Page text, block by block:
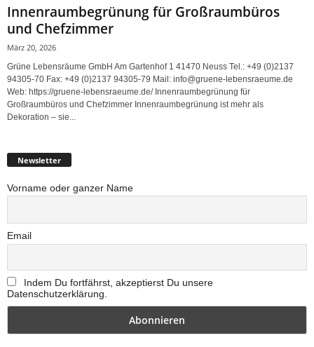
Innenraumbegrünung für Großraumbüros
und Chefzimmer
März 20, 2026
Grüne Lebensräume GmbH Am Gartenhof 1 41470 Neuss Tel.: +49 (0)2137
94305-70 Fax: +49 (0)2137 94305-79 Mail: info@gruene-lebensraeume.de
Web: https://gruene-lebensraeume.de/ Innenraumbegrünung für
Großraumbüros und Chefzimmer Innenraumbegrünung ist mehr als
Dekoration – sie...
Newsletter
Vorname oder ganzer Name
Email
Indem Du fortfährst, akzeptierst Du unsere
Datenschutzerklärung.